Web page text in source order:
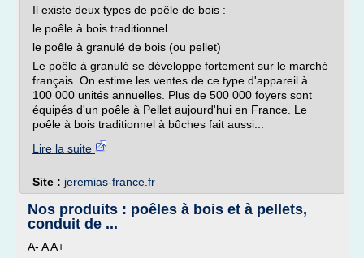
Il existe deux types de poêle de bois :
le poêle à bois traditionnel
le poêle à granulé de bois (ou pellet)
Le poêle à granulé se développe fortement sur le marché
français. On estime les ventes de ce type d'appareil à
100 000 unités annuelles. Plus de 500 000 foyers sont
équipés d'un poêle à Pellet aujourd'hui en France. Le
poêle à bois traditionnel à bûches fait aussi...
Lire la suite
Site : jeremias-france.fr
Nos produits : poêles à bois et à pellets,
conduit de ...
A- A A+